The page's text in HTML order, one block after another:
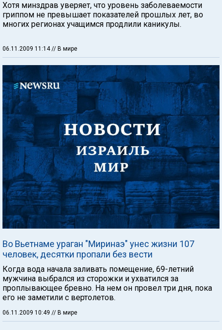
Хотя минздрав уверяет, что уровень заболеваемости
гриппом не превышает показателей прошлых лет, во
многих регионах учащимся продлили каникулы.
06.11.2009 11:14// В мире
Во Вьетнаме ураган "Миринаэ" унес жизни 107
человек, десятки пропали без вести
Когда вода начала заливать помещение, 69-летний
мужчина выбрался из сторожки и ухватился за
проплывающее бревно. На нем он провел три дня, пока
его не заметили с вертолетов.
06.11.2009 10:49 // В мире